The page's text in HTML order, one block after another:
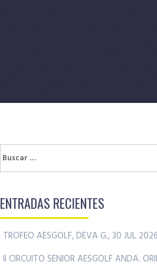
Buscar:
ENTRADAS RECIENTES
TROFEO AESGOLF, DEVA G., 30 JUL 2026
II CIRCUITO SENIOR AESGOLF ANDA.